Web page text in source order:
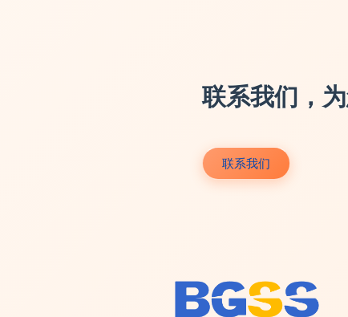
联系我们，
联系我们